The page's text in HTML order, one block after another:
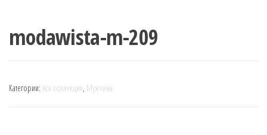
modawista-m-209
Категории: вся коллекция, Мужчина